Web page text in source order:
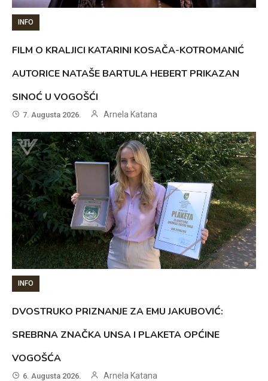
INFO
FILM O KRALJICI KATARINI KOSAČA-KOTROMANIĆ
AUTORICE NATAŠE BARTULA HEBERT PRIKAZAN
SINOĆ U VOGOŠĆI
7. Augusta 2026. Arnela Katana
INFO
DVOSTRUKO PRIZNANJE ZA EMU JAKUBOVIĆ:
SREBRNA ZNAČKA UNSA I PLAKETA OPĆINE
VOGOŠĆA
6. Augusta 2026. Arnela Katana